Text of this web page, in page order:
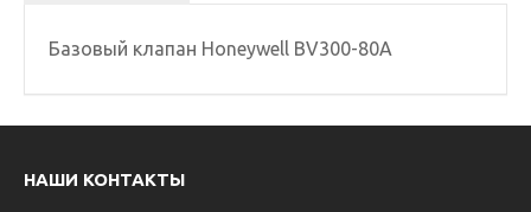
Базовый клапан Honeywell BV300-80A
НАШИ КОНТАКТЫ